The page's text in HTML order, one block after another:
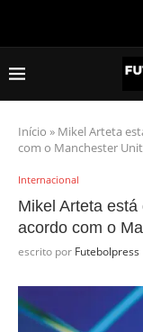
Início » Mikel Arteta
com o Manchester
Internacional
Mikel Arteta
acordo com o
escrito por Futebolpress